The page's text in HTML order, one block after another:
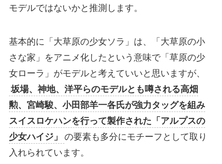
モデルではないかと推測します。
基本的に「大草原の少女ソラ」は、「大草原の小
さな家」をアニメ化したという意味で「草原の少
女ローラ」がモデルと考えていいと思いますが、
坂場、神地、洋平らのモデルとも噂される高畑
勲、宮崎駿、小田部羊一各氏が強力タッグを組み
スイスロケハンを行って製作された「アルプスの
少女ハイジ」
の要素も多分にモチーフとして取り
入れられています。